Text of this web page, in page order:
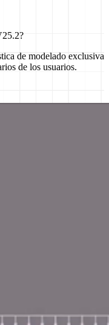
de modelado exclusiva
de los usuarios.